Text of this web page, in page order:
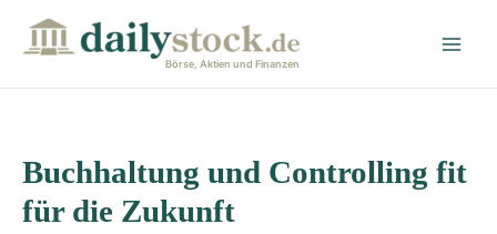
Börse, Aktien und Finanzen
Buchhaltung und Controlling fit
für die Zukunft